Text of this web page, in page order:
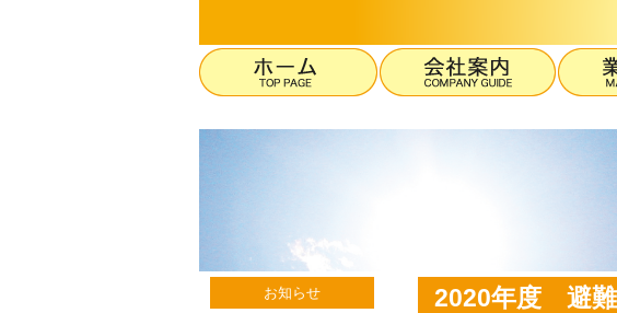
お知らせ 2020年度 避